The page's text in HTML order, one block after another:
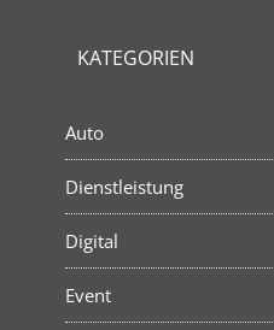
KATEGORIEN
Auto
Dienstleistung
Digital
Event